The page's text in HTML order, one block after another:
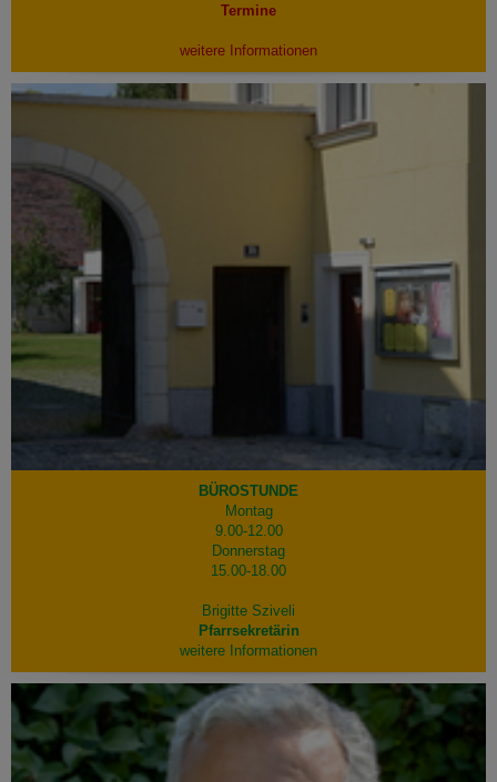
Termine
weitere Informationen
BÜROSTUNDE
Montag
9.00-12.00
Donnerstag
15.00-18.00
Brigitte Sziveli
Pfarrsekretärin
weitere Informationen